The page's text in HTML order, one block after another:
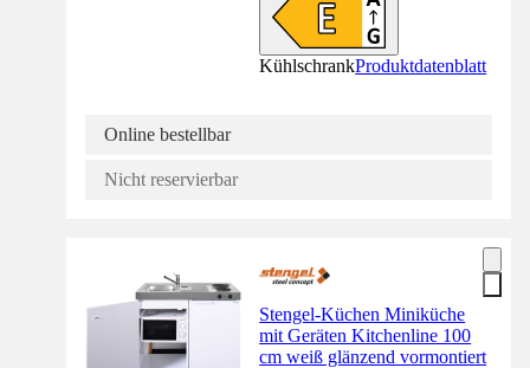
KühlschrankProduktdatenblatt
Online bestellbar
Nicht reservierbar
Stengel-Küchen Miniküche
mit Geräten Kitchenline 100
cm weiß glänzend vormontiert